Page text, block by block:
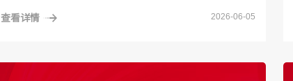
查看详情 2026-06-05